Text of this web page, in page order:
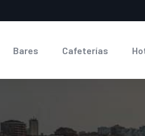
Bares Cafeterías